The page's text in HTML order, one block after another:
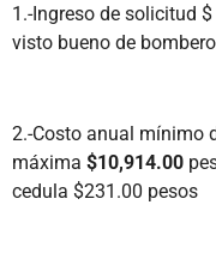
1.-Ingreso de solicitud
visto bueno de
2.-Costo anual mínimo
máxima $10,914.00
cedula $231.00 pesos